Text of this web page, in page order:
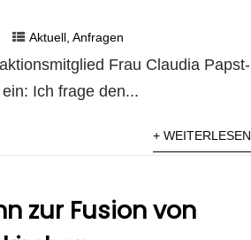
Aktuell ,Anfragen
Frau Claudia Papst-
Ich frage den...
+ WEITERLESEN
zur Fusion von